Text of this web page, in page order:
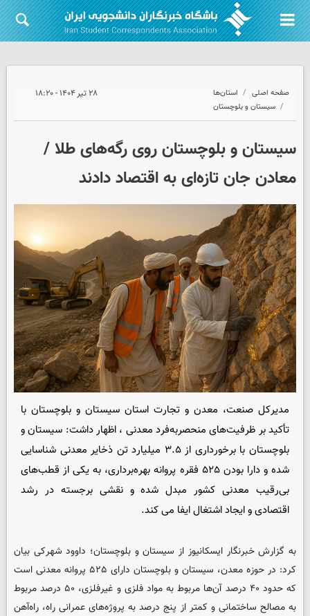
صفحه اصلی
استان‌ها
سیستان و بلوچستان
۲۸ تیر ۱۴۰۴ - ۱۸:۲۰
سیستان و بلوچستان روی رگه‌های طلا /
معادن جان تازه‌ای به اقتصاد دادند
مدیرکل صنعت، معدن و تجارت استان سیستان و بلوچستان با
تأکید بر ظرفیت‌های منحصربه‌فرد معدنی ، اظهار داشت: سیستان و
بلوچستان با برخورداری از ۳.۵ میلیارد تن ذخایر معدنی شناسایی
شده و دارا بودن ۵۲۵ فقره پروانه بهره‌برداری، به یکی از قطب‌های
بی‌رقیب معدنی کشور مبدل شده و نقشی برجسته در رشد
اقتصادی و ایجاد اشتغال ایفا می کند.
به گزارش خبرنگارایسکانیوز از سیستان و بلوچستان؛ داوود شهرکی بیان
کرد: در حوزه معدن، سیستان و بلوچستان دارای ۵۲۵ پروانه معدنی است
که حدود ۴۰ درصد آن‌ها مربوط به مواد فلزی و غیرفلزی، ۵۰ درصد مربوط
به مصالح ساختمانی و کمتر از پنج درصد به پروژه‌های عمرانی راه، راه‌آهن